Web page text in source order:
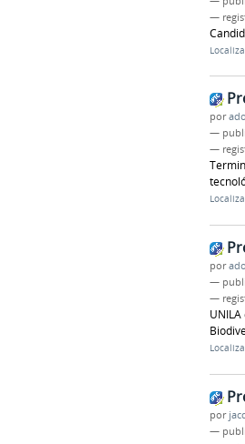
—
por
—
—
por
—
—
por
—